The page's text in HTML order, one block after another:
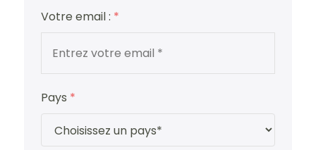
Votre email : *
Pays *